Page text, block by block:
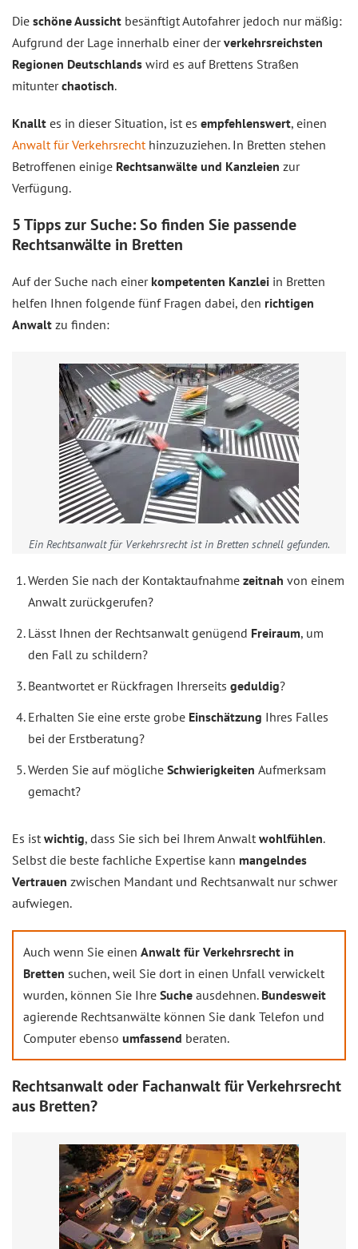
Die schöne Aussicht besänftigt Autofahrer jedoch nur mäßig:
Aufgrund der Lage innerhalb einer derverkehrsreichsten
Regionen Deutschlands wird es auf Brettens Straßen
mitunterchaotisch.
Knallt es in dieser Situation, ist es empfehlenswert, einen
Anwalt für Verkehrsrecht hinzuzuziehen. In Bretten stehen
Betroffenen einige Rechtsanwälte und Kanzleien zur
Verfügung.
5 Tipps zur Suche: So finden Sie passende
Rechtsanwälte in Bretten
Auf der Suche nach einer kompetenten Kanzlei in Bretten
helfen Ihnen folgende fünf Fragen dabei, den richtigen
Anwalt zu finden:
Ein Rechtsanwalt für Verkehrsrecht ist in Bretten schnell gefunden.
Werden Sie nach der Kontaktaufnahme zeitnah von einem
Anwalt zurückgerufen?
Lässt Ihnen der Rechtsanwalt genügend Freiraum, um
den Fall zu schildern?
Beantwortet er Rückfragen Ihrerseits geduldig?
Erhalten Sie eine erste grobe Einschätzung Ihres Falles
bei der Erstberatung?
Werden Sie auf mögliche Schwierigkeiten Aufmerksam
gemacht?
Es ist wichtig, dass Sie sich bei Ihrem Anwalt wohlfühlen.
Selbst die beste fachliche Expertise kann mangelndes
Vertrauen zwischen Mandant und Rechtsanwalt nur schwer
aufwiegen.
Auch wenn Sie einen Anwalt für Verkehrsrecht in
Bretten suchen, weil Sie dort in einen Unfall verwickelt
wurden, können Sie Ihre Suche ausdehnen. Bundesweit
agierende Rechtsanwälte können Sie dank Telefon und
Computer ebenso umfassend beraten.
Rechtsanwalt oder Fachanwalt für Verkehrsrecht
aus Bretten?